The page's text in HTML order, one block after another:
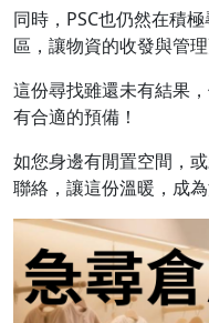
同時，PSC也仍然在積
區，讓物資的收發與管理
這份尋找雖還未有結果
有合適的預備！
如您身邊有閒置空間，
聯絡，讓這份溫暖，成